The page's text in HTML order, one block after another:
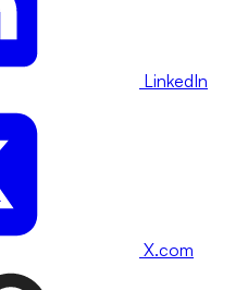
LinkedIn
X.com